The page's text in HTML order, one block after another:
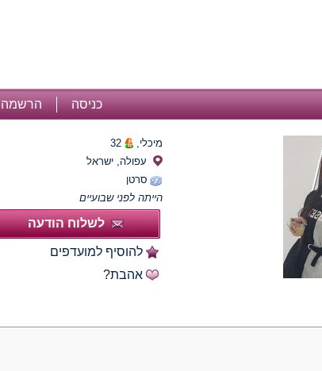
הרשמה כניסה
מיכלי,
32
עפולה, ישראל
סרטן
הייתה לפני שבועיים
לשלוח הודעה
להוסיף למועדפים
אהבת?